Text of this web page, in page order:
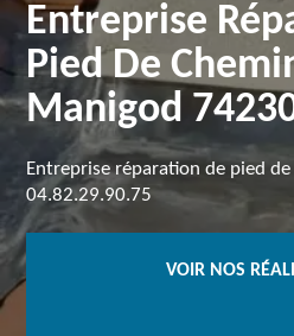
Entreprise
Pied De
Manigod
Entreprise réparation de pied
04.82.29.90.75
VOIR NOS